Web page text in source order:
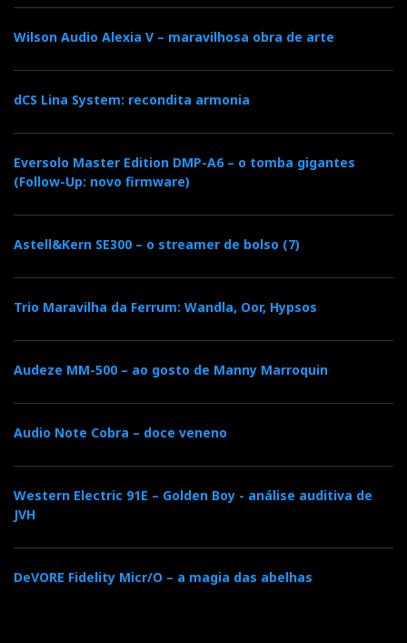
Wilson Audio Alexia V – maravilhosa obra de arte
dCS Lina System: recondita armonia
Eversolo Master Edition DMP-A6 – o tomba gigantes
(Follow-Up: novo firmware)
Astell&Kern SE300 – o streamer de bolso (7)
Trio Maravilha da Ferrum: Wandla, Oor, Hypsos
Audeze MM-500 – ao gosto de Manny Marroquin
Audio Note Cobra – doce veneno
Western Electric 91E – Golden Boy - análise auditiva de
JVH
DeVORE Fidelity Micr/O – a magia das abelhas